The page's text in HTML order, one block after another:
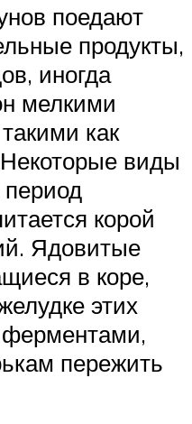
поедают
продукты,
иногда
мелкими
как
Некоторые виды
период
корой
Ядовитые
в коре,
этих
пережить